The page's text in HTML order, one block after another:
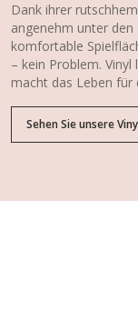
Dank ihrer
angenehm unter den
komfortable
– kein Problem.
macht das Leben für
Sehen Sie unsere